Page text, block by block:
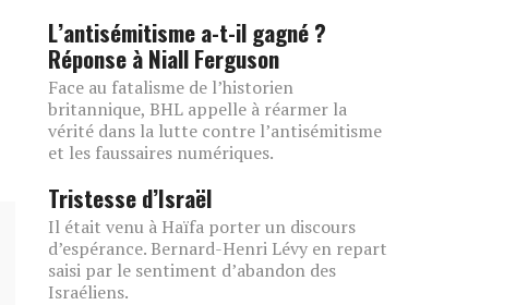
L’antisémitisme a-t-il gagné ?
Réponse à Niall Ferguson
Face au fatalisme de l’historien
britannique, BHL appelle à réarmer la
vérité dans la lutte contre l’antisémitisme
et les faussaires numériques.
Tristesse d’Israël
Il était venu à Haïfa porter un discours
d’espérance. Bernard-Henri Lévy en repart
saisi par le sentiment d’abandon des
Israéliens.